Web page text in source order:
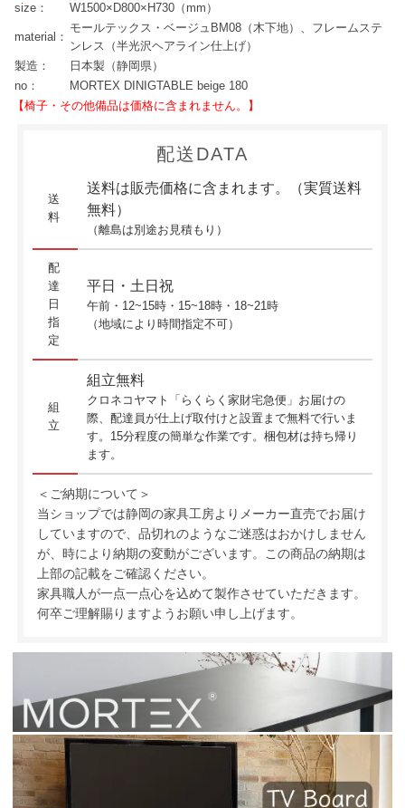
size： W1500×D800×H730（mm）
material：
モールテックス・ベージュBM08（木下地）、フレームステ
ンレス（半光沢ヘアライン仕上げ）
製造：
日本製（静岡県）
no：
MORTEX DINIGTABLE beige 180
【椅子・その他備品は価格に含まれません。】
配送DATA
送
料
送料は販売価格に含まれます。（実質送料
無料）
（離島は別途お見積もり）
配
達
日
指
定
平日・土日祝
午前・12~15時・15~18時・18~21時
（地域により時間指定不可）
組
立
組立無料
クロネコヤマト「らくらく家財宅急便」お届けの
際、配達員が仕上げ取付けと設置まで無料で行いま
す。15分程度の簡単な作業です。梱包材は持ち帰り
ます。
＜ご納期について＞
当ショップでは静岡の家具工房よりメーカー直売でお届け
していますので、品切れのようなご迷惑はおかけしません
が、時により納期の変動がございます。この商品の納期は
上部の記載をご確認ください。
家具職人が一点一点心を込めて製作させていただきます。
何卒ご理解賜りますようお願い申し上げます。